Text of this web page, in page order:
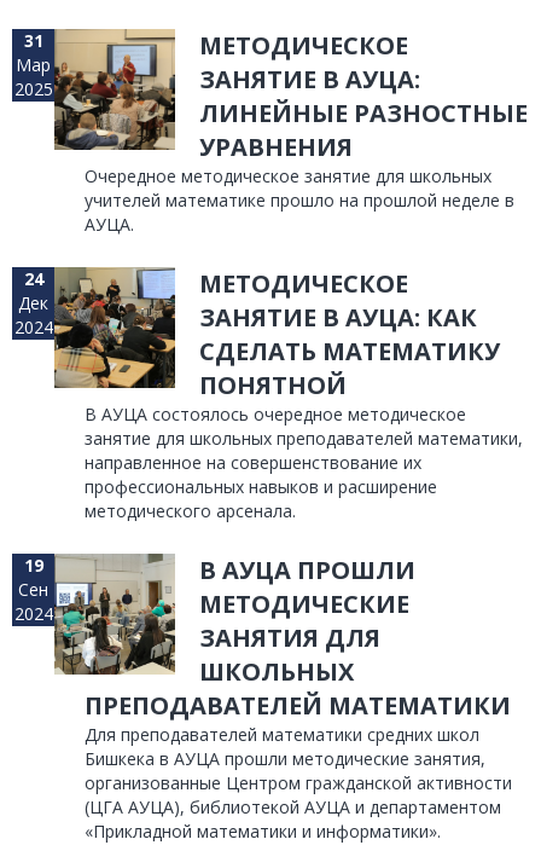
31
Мар
2025
МЕТОДИЧЕСКОЕ
ЗАНЯТИЕ В АУЦА:
ЛИНЕЙНЫЕ РАЗНОСТНЫЕ
УРАВНЕНИЯ
Очередное методическое занятие для школьных
учителей математике прошло на прошлой неделе в
АУЦА.
24
Дек
2024
МЕТОДИЧЕСКОЕ
ЗАНЯТИЕ В АУЦА: КАК
СДЕЛАТЬ МАТЕМАТИКУ
ПОНЯТНОЙ
В АУЦА состоялось очередное методическое
занятие для школьных преподавателей математики,
направленное на совершенствование их
профессиональных навыков и расширение
методического арсенала.
19
Сен
2024
В АУЦА ПРОШЛИ
МЕТОДИЧЕСКИЕ
ЗАНЯТИЯ ДЛЯ
ШКОЛЬНЫХ
ПРЕПОДАВАТЕЛЕЙ МАТЕМАТИКИ
Для преподавателей математики средних школ
Бишкека в АУЦА прошли методические занятия,
организованные Центром гражданской активности
(ЦГА АУЦА), библиотекой АУЦА и департаментом
«Прикладной математики и информатики».